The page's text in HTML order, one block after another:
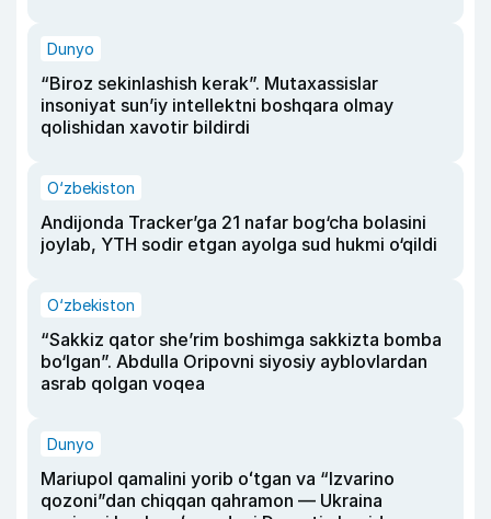
Dunyo
“Biroz sekinlashish kerak”. Mutaxassislar
insoniyat sun’iy intellektni boshqara olmay
qolishidan xavotir bildirdi
O‘zbekiston
Andijonda Tracker’ga 21 nafar bog‘cha bolasini
joylab, YTH sodir etgan ayolga sud hukmi o‘qildi
O‘zbekiston
“Sakkiz qator she’rim boshimga sakkizta bomba
bo‘lgan”. Abdulla Oripovni siyosiy ayblovlardan
asrab qolgan voqea
Dunyo
Mariupol qamalini yorib oʻtgan va “Izvarino
qozoni”dan chiqqan qahramon — Ukraina